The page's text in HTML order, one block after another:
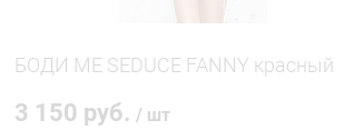
БОДИ ME SEDUCE FANNY красный
3 150 руб. / шт